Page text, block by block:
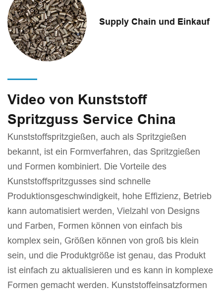
Supply Chain und Einkauf
Video von Kunststoff
Spritzguss Service China
Kunststoffspritzgießen, auch als Spritzgießen
bekannt, ist ein Formverfahren, das Spritzgießen
und Formen kombiniert. Die Vorteile des
Kunststoffspritzgusses sind schnelle
Produktionsgeschwindigkeit, hohe Effizienz, Betrieb
kann automatisiert werden, Vielzahl von Designs
und Farben, Formen können von einfach bis
komplex sein, Größen können von groß bis klein
sein, und die Produktgröße ist genau, das Produkt
ist einfach zu aktualisieren und es kann in komplexe
Formen gemacht werden. Kunststoffeinsatzformen